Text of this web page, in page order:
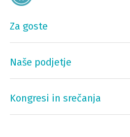
Za goste
Naše podjetje
Kongresi in srečanja